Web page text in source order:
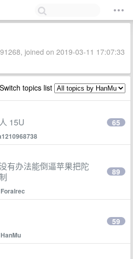
joined on 2019-03-11 17:07:33
Switch topics list
15U 65
有办法能倒逼苹果把陀
Foralrec
89
HanMu
59